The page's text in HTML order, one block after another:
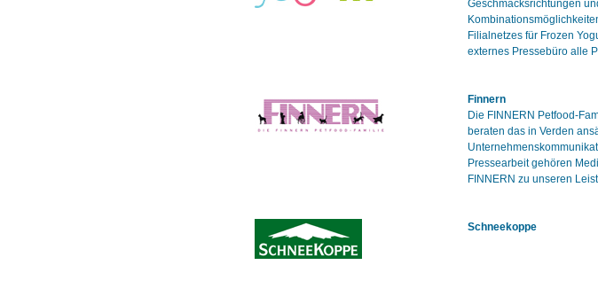
Geschmacksrichtungen
Filialnetzes für Frozen
externes Pressebüro alle
Finnern
Die FINNERN Petfood-
beraten das in Verden
Pressearbeit gehören
FINNERN zu unseren
Schneekoppe